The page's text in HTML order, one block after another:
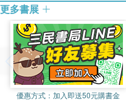
更多書展
優惠方式： 加入即送50元購書金